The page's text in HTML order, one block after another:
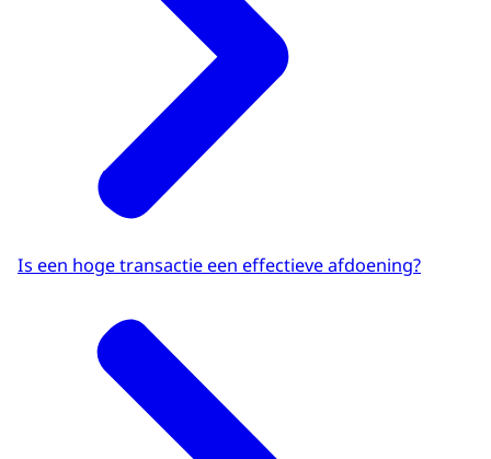
Is een hoge transactie een effectieve afdoening?